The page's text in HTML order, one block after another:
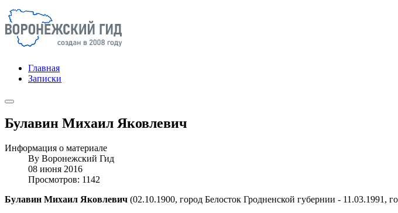
Главная
Записки
Булавин Михаил Яковлевич
Информация о материале
By Воронежский Гид
08 июня 2016
Просмотров: 1142
Булавин Михаил Яковлевич (02.10.1900, город Белосток Гродненской губернии -